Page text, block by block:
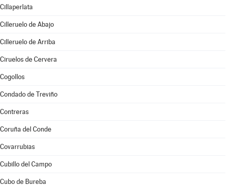
Cillaperlata
Cilleruelo de Abajo
Cilleruelo de Arriba
Ciruelos de Cervera
Cogollos
Condado de Treviño
Contreras
Coruña del Conde
Covarrubias
Cubillo del Campo
Cubo de Bureba